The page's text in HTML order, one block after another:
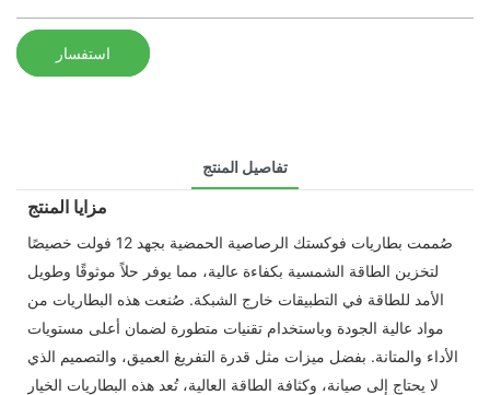
استفسار
تفاصيل المنتج
مزايا المنتج
صُممت بطاريات فوكستك الرصاصية الحمضية بجهد 12 فولت خصيصًا
لتخزين الطاقة الشمسية بكفاءة عالية، مما يوفر حلاً موثوقًا وطويل
الأمد للطاقة في التطبيقات خارج الشبكة. صُنعت هذه البطاريات من
مواد عالية الجودة وباستخدام تقنيات متطورة لضمان أعلى مستويات
الأداء والمتانة. بفضل ميزات مثل قدرة التفريغ العميق، والتصميم الذي
لا يحتاج إلى صيانة، وكثافة الطاقة العالية، تُعد هذه البطاريات الخيار